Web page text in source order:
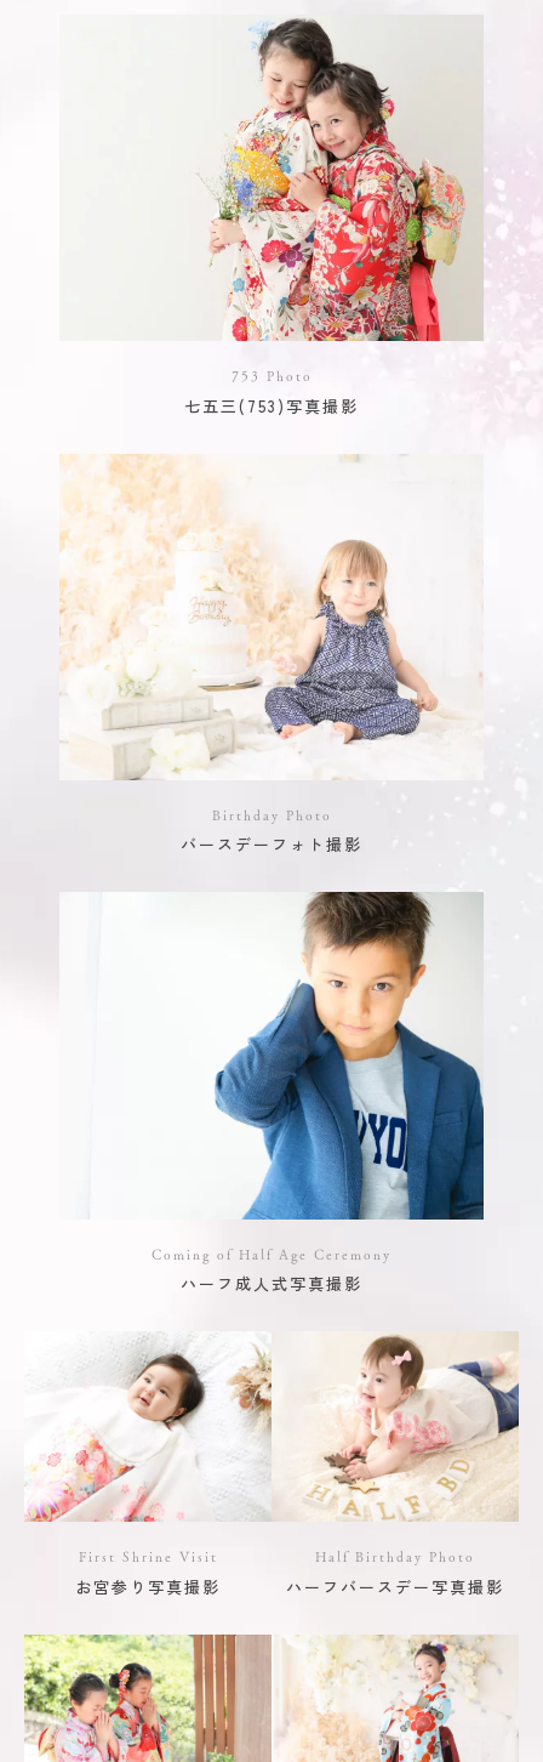
753 Photo
七五三(753)写真撮影
Birthday Photo
バースデーフォト撮影
Coming of Half Age Ceremony
ハーフ成人式写真撮影
First Shrine Visit
お宮参り写真撮影
Half Birthday Photo
ハーフバースデー写真撮影